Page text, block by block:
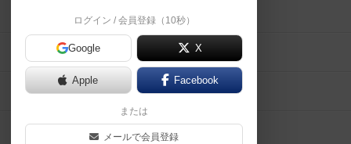
ログイン / 会員登録（10秒）
Google X
Apple Facebook
または
メールで会員登録
掲示板・トピックス
ボドとも・会員一覧
ボードゲーム業界コラム
ボドゲーマご利用案内